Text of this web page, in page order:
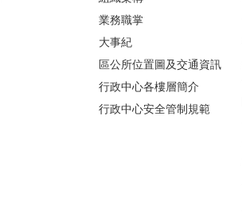
業務職掌
大事紀
區公所位置圖及交通資訊
行政中心各樓層簡介
行政中心安全管制規範